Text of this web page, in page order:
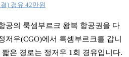
) 경유 42만원
공의 룩셈부르크 왕복 항공권을 다
저우(CGO)에서 룩셈부르크를 갑니
은 경로는 정저우 1회 경유입니다.